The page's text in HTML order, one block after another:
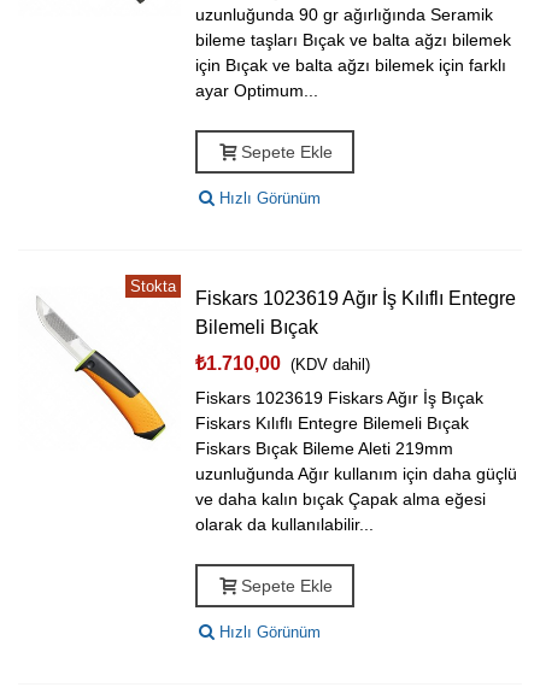
uzunluğunda 90 gr ağırlığında Seramik
bileme taşları Bıçak ve balta ağzı bilemek
için Bıçak ve balta ağzı bilemek için farklı
ayar Optimum...
Sepete Ekle
Hızlı Görünüm
Stokta
Fiskars 1023619 Ağır İş Kılıflı Entegre
Bilemeli Bıçak
₺1.710,00 (KDV dahil)
Fiskars 1023619 Fiskars Ağır İş Bıçak
Fiskars Kılıflı Entegre Bilemeli Bıçak
Fiskars Bıçak Bileme Aleti 219mm
uzunluğunda Ağır kullanım için daha güçlü
ve daha kalın bıçak Çapak alma eğesi
olarak da kullanılabilir...
Sepete Ekle
Hızlı Görünüm